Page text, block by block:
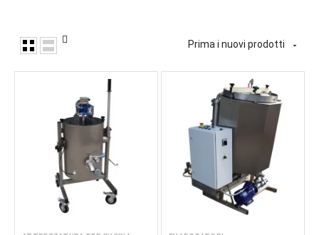
A seconda del tempo di lavorazione, il bollitore di cottura può
essere utilizzato per:
Sbollentare
Cottura
Ebollizione
Concentrazione
Prima i nuovi prodotti 